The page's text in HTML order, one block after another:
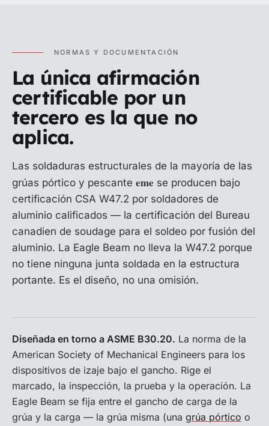
NORMAS Y DOCUMENTACIÓN
La única afirmación
certificable por un
tercero es la que no
aplica.
Las soldaduras estructurales de la mayoría de las
grúas pórtico y pescante eme se producen bajo
certificación CSA W47.2 por soldadores de
aluminio calificados — la certificación del Bureau
canadien de soudage para el soldeo por fusión del
aluminio. La Eagle Beam no lleva la W47.2 porque
no tiene ninguna junta soldada en la estructura
portante. Es el diseño, no una omisión.
Diseñada en torno a ASME B30.20. La norma de la
American Society of Mechanical Engineers para los
dispositivos de izaje bajo el gancho. Rige el
marcado, la inspección, la prueba y la operación. La
Eagle Beam se fija entre el gancho de carga de la
grúa y la carga — la grúa misma (una grúa pórtico o